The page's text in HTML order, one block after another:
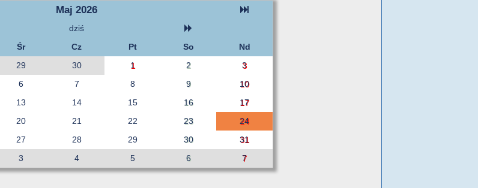
Maj 2026
dziś
Śr Cz Pt So
Nd
29 30 1 2
3
6 7 8 9
10
13 14 15 16
17
20 21 22 23
24
27 28 29 30
31
3 4 5 6 7